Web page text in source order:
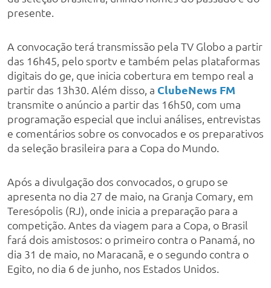
presente.
A convocação terá transmissão pela TV Globo a partir
das 16h45, pelo sportv e também pelas plataformas
digitais do ge, que inicia cobertura em tempo real a
partir das 13h30. Além disso, a ClubeNews FM
transmite o anúncio a partir das 16h50, com uma
programação especial que inclui análises, entrevistas
e comentários sobre os convocados e os preparativos
da seleção brasileira para a Copa do Mundo.
Após a divulgação dos convocados, o grupo se
apresenta no dia 27 de maio, na Granja Comary, em
Teresópolis (RJ), onde inicia a preparação para a
competição. Antes da viagem para a Copa, o Brasil
fará dois amistosos: o primeiro contra o Panamá, no
dia 31 de maio, no Maracanã, e o segundo contra o
Egito, no dia 6 de junho, nos Estados Unidos.